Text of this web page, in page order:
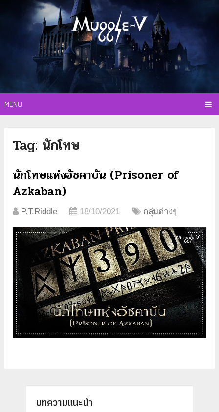
MENU
Tag: นักโทษ
นักโทษแห่งอัซคาบัน (Prisoner of
Azkaban)
P.T.Riddle 18/10/2021 กลุ่มต่างๆ
บทความแนะนำ